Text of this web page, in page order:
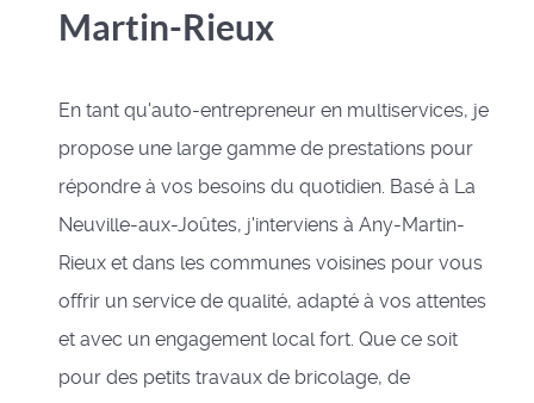
Martin-Rieux
En tant qu'auto-entrepreneur en multiservices, je
propose une large gamme de prestations pour
répondre à vos besoins du quotidien. Basé à La
Neuville-aux-Joûtes, j'interviens à Any-Martin-
Rieux et dans les communes voisines pour vous
offrir un service de qualité, adapté à vos attentes
et avec un engagement local fort. Que ce soit
pour des petits travaux de bricolage, de